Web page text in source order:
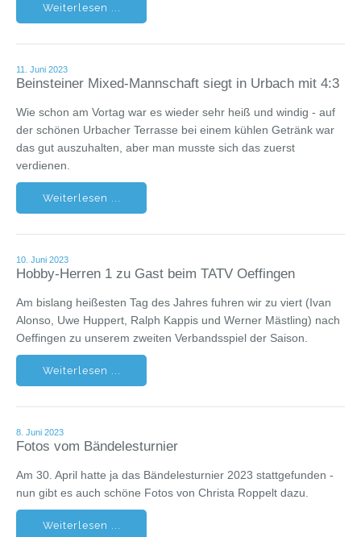
Weiterlesen ...
11. Juni 2023
Beinsteiner Mixed-Mannschaft siegt in Urbach mit 4:3
Wie schon am Vortag war es wieder sehr heiß und windig - auf
der schönen Urbacher Terrasse bei einem kühlen Getränk war
das gut auszuhalten, aber man musste sich das zuerst
verdienen.
Weiterlesen ...
10. Juni 2023
Hobby-Herren 1 zu Gast beim TATV Oeffingen
Am bislang heißesten Tag des Jahres fuhren wir zu viert (Ivan
Alonso, Uwe Huppert, Ralph Kappis und Werner Mästling) nach
Oeffingen zu unserem zweiten Verbandsspiel der Saison.
Weiterlesen ...
8. Juni 2023
Fotos vom Bändelesturnier
Am 30. April hatte ja das Bändelesturnier 2023 stattgefunden -
nun gibt es auch schöne Fotos von Christa Roppelt dazu.
Weiterlesen ...